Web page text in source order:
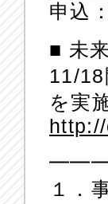
申込：
■ 未
11/
を実
１．